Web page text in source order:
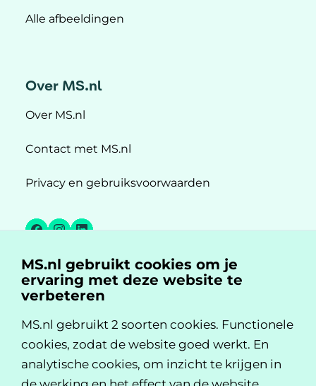
Alle afbeeldingen
Over MS.nl
Over MS.nl
Contact met MS.nl
Privacy en gebruiksvoorwaarden
Facebook
Instagram
LinkedIn
MS.nl is een initiatief van:
MS.nl gebruikt cookies om je
ervaring met deze website te
verbeteren
MS.nl gebruikt 2 soorten cookies. Functionele
cookies, zodat de website goed werkt. En
analytische cookies, om inzicht te krijgen in